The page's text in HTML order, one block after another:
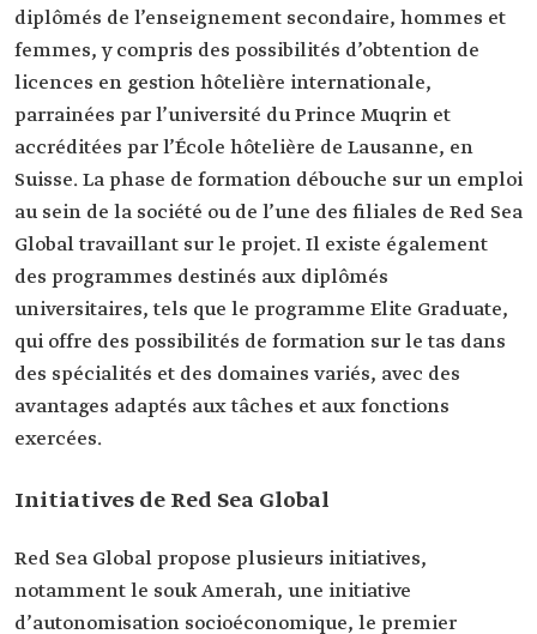
diplômés de l’enseignement secondaire, hommes et
femmes, y compris des possibilités d’obtention de
licences en gestion hôtelière internationale,
parrainées par l’université du Prince Muqrin et
accréditées par l’École hôtelière de Lausanne, en
Suisse. La phase de formation débouche sur un emploi
au sein de la société ou de l’une des filiales de Red Sea
Global travaillant sur le projet. Il existe également
des programmes destinés aux diplômés
universitaires, tels que le programme Elite Graduate,
qui offre des possibilités de formation sur le tas dans
des spécialités et des domaines variés, avec des
avantages adaptés aux tâches et aux fonctions
exercées.
Initiatives de Red Sea Global
Red Sea Global propose plusieurs initiatives,
notamment le souk Amerah, une initiative
d’autonomisation socioéconomique, le premier